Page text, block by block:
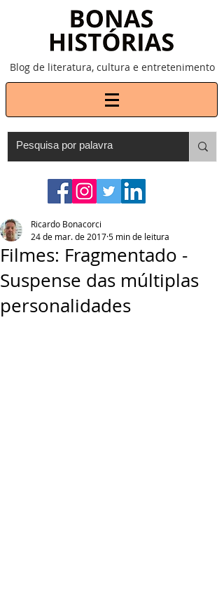
Blog de literatura, cultura e entretenimento
Filmes: Fragmentado -
Suspense das múltiplas
personalidades
Ricardo Bonacorci
24 de mar. de 20175 min de leitura